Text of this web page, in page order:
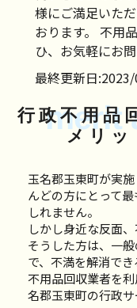
様にご満足いた
おります。 不用
ひ、お気軽にお
最終更新日
merit
行政不用品
メリッ
玉名郡玉東町が実
んどの方にとって
しれません。
しかし身近な反面
そうした方は、一
で、不満を解消でき
不用品回収業者を
名郡玉東町の行政サ